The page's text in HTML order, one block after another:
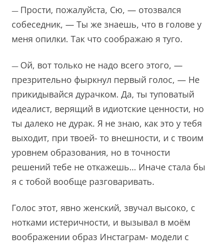
— Прости, пожалуйста, Сю, — отозвался
собеседник, — Ты же знаешь, что в голове у
меня опилки. Так что соображаю я туго.
— Ой, вот только не надо всего этого, —
презрительно фыркнул первый голос, — Не
прикидывайся дурачком. Да, ты туповатый
идеалист, верящий в идиотские ценности, но
ты далеко не дурак. Я не знаю, как это у тебя
выходит, при твоей- то внешности, и с твоим
уровнем образования, но в точности
решений тебе не откажешь… Иначе стала бы
я с тобой вообще разговаривать.
Голос этот, явно женский, звучал высоко, с
нотками истеричности, и вызывал в моём
воображении образ Инстаграм- модели с